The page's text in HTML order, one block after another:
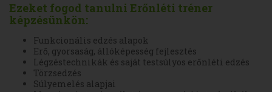
Ezeket fogod tanulni Erőnléti tréner
képzésünkön:
Funkcionális edzés alapok
Erő, gyorsaság, állóképesség fejlesztés
Légzéstechnikák és saját testsúlyos erőnléti edzés
Törzsedzés
Súlyemelés alapjai